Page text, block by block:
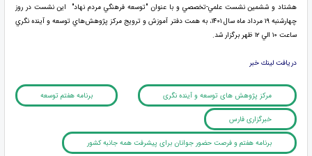
هشتاد و ششمين نشست علمي-تخصصي و با عنوان "توسعه فرهنگي مردم نهاد" اين نشست در روز
چهارشنبه ۱۹ مرداد ماه سال ۱۴۰۱، به همت دفتر آموزش و ترويج مركز پژوهش‌هاي توسعه و آينده نگري
ساعت ۱۰ الي ۱۲ ظهر برگزار شد.
دريافت لينك خبر
مرکز پژوهش های توسعه و آینده نگری برنامه هفتم توسعه
خبرگزاری فارس
برنامه هفتم و فرصت حضور جوانان برای پیشرفت همه جانبه کشور